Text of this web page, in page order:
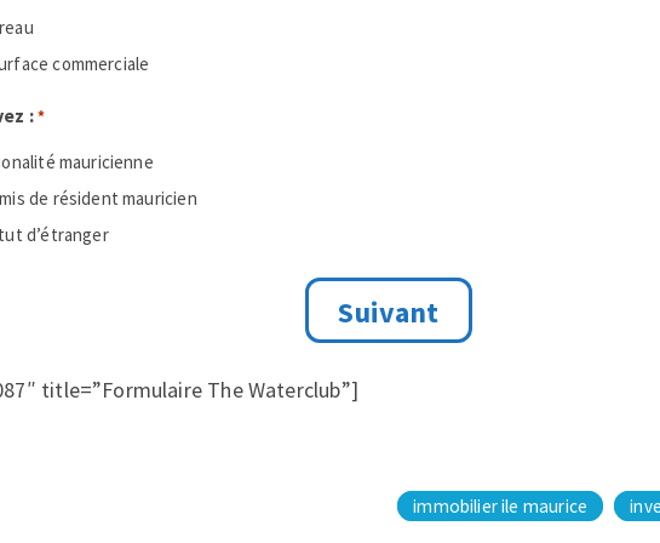
commerciale
:*
mauricienne
de résident mauricien
d’étranger
title=”Formulaire The Waterclub”]
immobilier ile maurice